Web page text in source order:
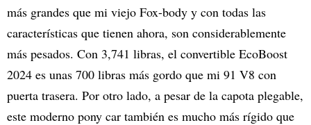
más grandes que mi viejo Fox-body y con todas las
características que tienen ahora, son considerablemente
más pesados. Con 3,741 libras, el convertible EcoBoost
2024 es unas 700 libras más gordo que mi 91 V8 con
puerta trasera. Por otro lado, a pesar de la capota plegable,
este moderno pony car también es mucho más rígido que